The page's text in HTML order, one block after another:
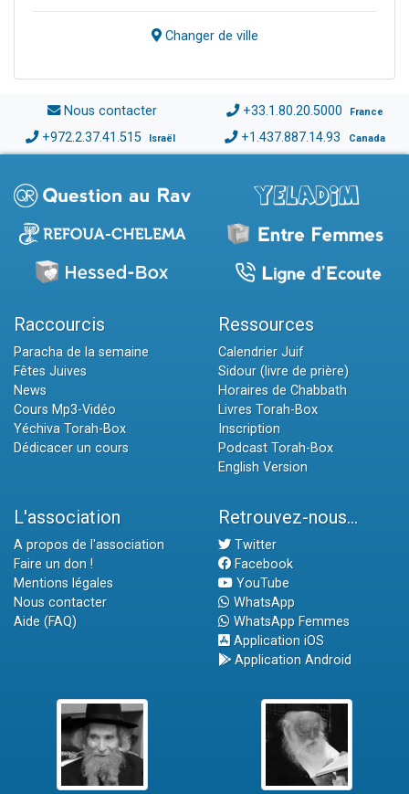
Changer de ville
Nous contacter +33.1.80.20.5000 France
+972.2.37.41.515 Israël +1.437.887.14.93 Canada
Raccourcis
Paracha de la semaine
Fêtes Juives
News
Cours Mp3-Vidéo
Yéchiva Torah-Box
Dédicacer un cours
Ressources
Calendrier Juif
Sidour (livre de prière)
Horaires de Chabbath
Livres Torah-Box
Inscription
Podcast Torah-Box
English Version
L'association
A propos de l'association
Faire un don !
Mentions légales
Nous contacter
Aide (FAQ)
Retrouvez-nous...
Twitter
Facebook
YouTube
WhatsApp
WhatsApp Femmes
Application iOS
Application Android